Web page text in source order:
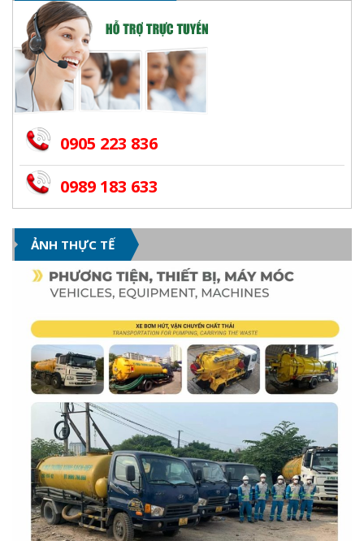
0905 223 836
0989 183 633
ẢNH THỰC TẾ